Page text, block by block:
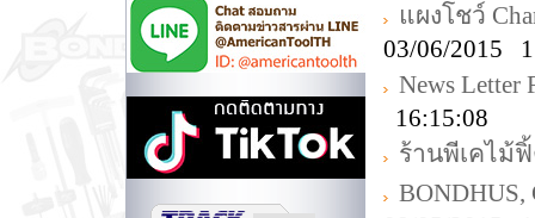
แผงโชว์
03/06/2015
News Letter
16:15:08
ร้านพีเคไม้
BONDHUS,